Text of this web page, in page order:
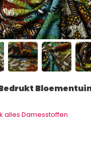
alles Damesstoffen